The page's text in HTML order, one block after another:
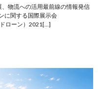
物流への活用最前線の情報発信
に関する国際展示会
ドローン）2021[…]